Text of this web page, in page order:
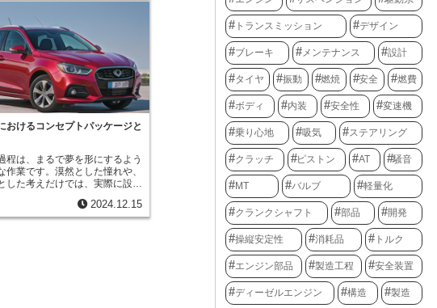
波数の成分とその強さが異なる
が違って聞こえます。これは楽
も当てはまります。同じ「ド」
ピアノとバイオリンでは音色が
ます。これはそれぞれの楽器が
なる周波数成分の組み合わせで
いるからです。音響スペクトル
徴を理解する上で非常に重要な
。音を分析することで、騒音の
し、効果的な騒音対策を立てる
ます。また、楽器の音色の違い
ことで、より良い音作りに役立
できます。音響スペクトルは、
音対策まで、様々な分野で活用
のです。
人が快適に使えることを目指す
例えば、車を考えてみましょ
方や体の動きが不自由な方で
り降りできるよう、座席の高さ
る機能や、ドアの開口部を広く
どの工夫が凝らされています。
弱い方でもスムーズに運転操作
うに、ハンドルを軽くしたり、
ブレーキペダルを軽く踏むだけ
ような工夫もされています。さ
の車には、音声で指示を出した
触れて操作できる技術も取り入
ます。例えば、カーナビゲーシ
ムの音声案内や、エアコンの温
面に触れて行うといった具合で
の技術は、機械の操作に慣れて
、文字を読むのが難しい方で
に操作できるので、より多くの
すいと言えるでしょう。ユニバ
おけるコンセプトパッケージと
程は、まるで夢を形にするよう
作業です。漠然とした憧れや、
した考えだけでは、実際に設計
大切なのが「構想のまとめ」で
、新しい車の概念を、目に見え
2024.12.15
トランスミッション デザイン
ブレーキ メンテナンス 設計
タイヤ 振動 燃焼 安全 燃費
ボディ 内装 安全性 変速機
乗り心地 吸気 ステアリング
クラッチ ピストン AT 騒音
MT バルブ 軽量化
クランクシャフト 部品 開発
操縦安定性 消耗品 トルク
エンジン部品 製造工程 安全装置
ディーゼルエンジン 構造 製造